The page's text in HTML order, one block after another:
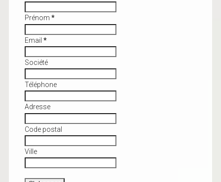
Prénom *
Email *
Société
Téléphone
Adresse
Code postal
Ville